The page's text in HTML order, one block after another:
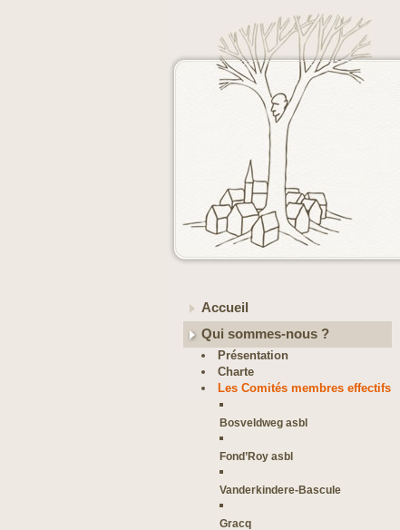
Accueil
Qui sommes-nous ?
Présentation
Charte
Les Comités membres effectifs
Bosveldweg asbl
Fond’Roy asbl
Vanderkindere-Bascule
Gracq